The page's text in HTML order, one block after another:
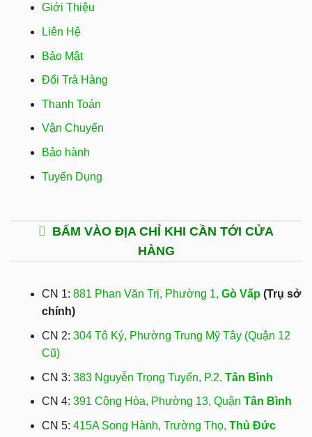
Giới Thiệu
Liên Hệ
Bảo Mật
Đổi Trả Hàng
Thanh Toán
Vận Chuyển
Bảo hành
Tuyển Dụng
BẤM VÀO ĐỊA CHỈ KHI CẦN TỚI CỬA
HÀNG
CN 1: 881 Phan Văn Trị, Phường 1, Gò Vấp (Trụ sở
chính)
CN 2: 304 Tô Ký, Phường Trung Mỹ Tây (Quận 12
Cũ)
CN 3: 383 Nguyễn Trọng Tuyển, P.2, Tân Bình
CN 4: 391 Cộng Hòa, Phường 13, Quận Tân Bình
CN 5: 415A Song Hành, Trường Thọ, Thủ Đức